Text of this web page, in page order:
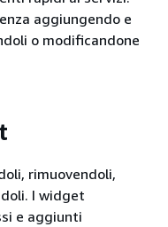
aggiungendo e
o modificandone
rimuovendoli,
I widget
e aggiunti